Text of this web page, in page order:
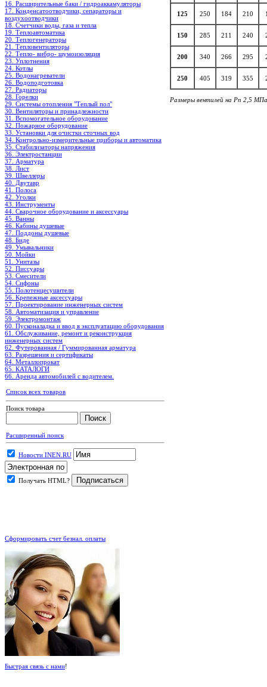
16. Расширительные баки / гидроаккамуляторы
17. Конденсатоотводчики, сепараторы и
воздухоотводчики
18. Счетчики воды, газа и тепла
19. Теплоавтоматика
20. Теплогенераторы
21. Тепловентиляторы
22. Тепло- вибро- шумоизоляция
23. Уплотнения
24. Котлы
25. Водонагреватели
26. Водоподготовка
27. Радиаторы
28. Горелки
29. Системы отопления "Теплый пол"
30. Вентиляторы и принадлежности
31. Вспомогательное оборудование
32. Пожарное оборудование
33. Установки для очистки сточных вод
34. Контрольно-измерительные приборы и автоматика
35. Стабилизаторы напряжения
36. Электростанции
37. Арматура
38. Лист
39. Швеллеры
40. Двутавр
41. Полоса
42. Уголки
43. Инструменты
44. Сварочное оборудование и аксессуары
45. Ванны
46. Кабины душевые
47. Поддоны душевые
48. Биде
49. Умывальники
50. Мойки
51. Унитазы
52. Писсуары
53. Смесители
54. Сифоны
55. Полотенцесушители
56. Крепежные аксессуары
57. Проектирование инженерных систем
58. Автоматизация и управление
59. Электромонтаж
60. Пусконаладка и ввод в эксплуатацию оборудования
61. Обслуживание, ремонт и реконструкция
инженерных систем
62. Футерованная / Гуммированная арматура
63. Разрешения и сертификаты
64. Металлопрокат
65. КАТАЛОГИ
66. Аренда автомобилей с водителем.
Список всех товаров
Поиск товара
Расширенный поиск
Новости INEN.RU
Получать HTML?
Сформировать счет безнал. оплаты
Быстрая связь с нами!
125 250 184 210
150 285 211 240
200 340 266 295
250 405 319 355
Размеры вентилей на Pn 2,5